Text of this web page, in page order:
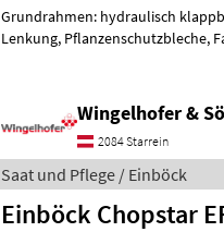
Grundrahmen: hydraulisch
Lenkung, Pflanzenschutzbleche,
Wingelhofer &
2084 Starrein
Saat und Pflege / Einböck
Einböck Chopstar